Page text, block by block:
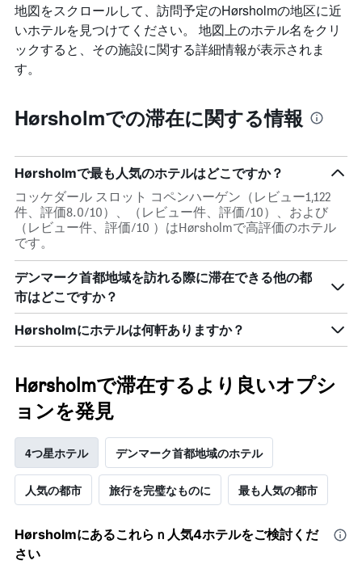
を
表
し
て
い
地図をスクロールして、訪問予定のHørsholm​の地区に近
いホテルを見つけてください。 地図上のホテル名をクリ
ックすると、その施設に関する詳細情報が表示されま
す。
Hørsholmでの滞在に関する情報
Hørsholmで最も人気のホテルはどこですか？
コッケダール スロット コペンハーゲン（レビュー1,122
件、評価8.0/10）、（レビュー件、評価/10）、および
（レビュー件、評価/10 ）はHørsholmで高評価のホテル
です。
デンマーク首都地域を訪れる際に滞在できる他の都
市はどこですか？
Hørsholmにホテルは何軒ありますか？
Hørsholmで滞在するより良いオプシ
ョンを発見
4つ星ホテル デンマーク首都地域のホテル
人気の都市 旅行を完璧なものに 最も人気の都市
Hørsholm​にあるこれらｎ人気4ホテルをご検討くだ
さい